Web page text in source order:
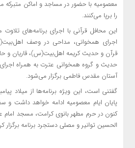
معصومیه با حضور در مساجد و اماکن
را برپا می‌کنند.
این محافل قرآنی با اجرای برنامه‌های
اجرای همخوانی، مداحی در وصف
قرآن و حدیث کریمه اهل‌بیت(س)، قاریان و
حدیث و گروه همخوانی عترت به همراه
آستان مقدس فاطمی برگزار می‌شود.
گفتنی است، این ویژه برنامه‌ها از میلاد
پایان ایام معصومیه ادامه خواهد داشت و
کنون در حرم مطهر بانوی کرامت، مسجد امام
الحسین توانیر و مصلی دستجرد برنامه برگزار